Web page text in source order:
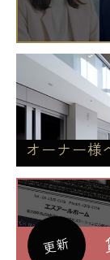
オーナー様
更新